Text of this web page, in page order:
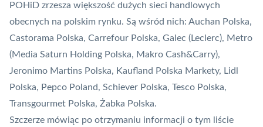
POHiD zrzesza większość dużych sieci handlowych
obecnych na polskim rynku. Są wśród nich: Auchan Polska,
Castorama Polska, Carrefour Polska, Galec (Leclerc), Metro
(Media Saturn Holding Polska, Makro Cash&Carry),
Jeronimo Martins Polska, Kaufland Polska Markety, Lidl
Polska, Pepco Poland, Schiever Polska, Tesco Polska,
Transgourmet Polska, Żabka Polska.
Szczerze mówiąc po otrzymaniu informacji o tym liście